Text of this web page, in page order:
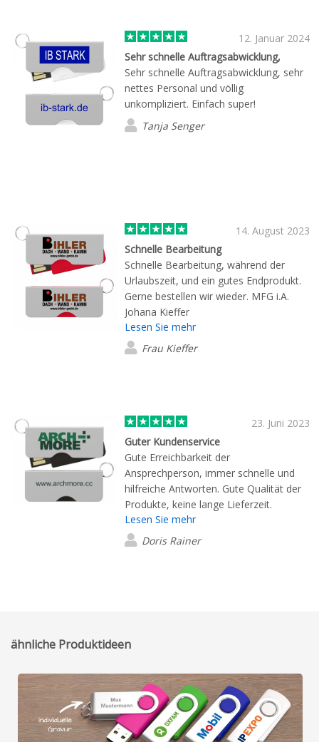
12. Januar 2024
Sehr schnelle Auftragsabwicklung,
Sehr schnelle Auftragsabwicklung, sehr
nettes Personal und völlig
unkompliziert. Einfach super!
Tanja Senger
14. August 2023
Schnelle Bearbeitung
Schnelle Bearbeitung, während der
Urlaubszeit, und ein gutes Endprodukt.
Gerne bestellen wir wieder. MFG i.A.
Johana Kieffer
Lesen Sie mehr
Frau Kieffer
23. Juni 2023
Guter Kundenservice
Gute Erreichbarkeit der
Ansprechperson, immer schnelle und
hilfreiche Antworten. Gute Qualität der
Produkte, keine lange Lieferzeit.
Lesen Sie mehr
Doris Rainer
ähnliche Produktideen